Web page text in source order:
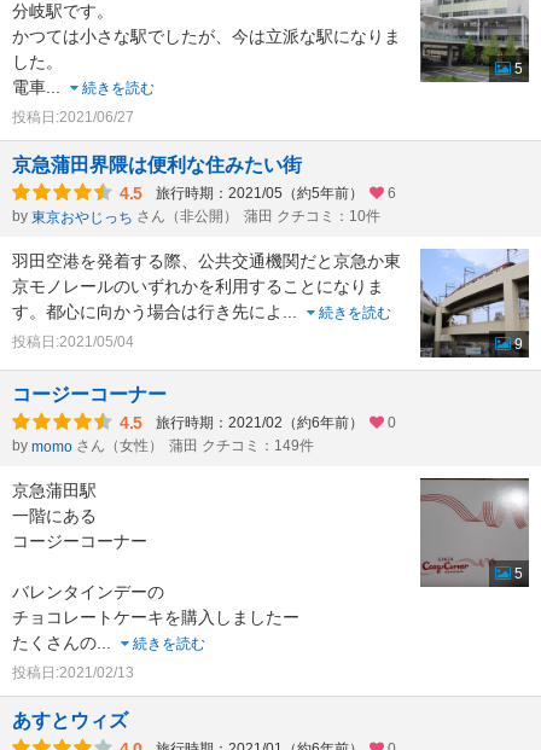
分岐駅です。
かつては小さな駅でしたが、今は立派な駅になりま
した。
電車
続きを読む
投稿日:2021/06/27
5
京急蒲田界隈は便利な住みたい街
4.5 旅行時期：2021/05（約5年前）
6
by 東京おやじっち さん（非公開） 蒲田 クチコミ：10件
羽田空港を発着する際、公共交通機関だと京急か東
京モノレールのいずれかを利用することになりま
す。都心に向かう場合は行き先によ
続きを読む
投稿日:2021/05/04
9
コージーコーナー
4.5 旅行時期：2021/02（約6年前）
0
by momo さん（女性） 蒲田 クチコミ：149件
京急蒲田駅
一階にある
コージーコーナー
バレンタインデーの
チョコレートケーキを購入しましたー
たくさんの
続きを読む
投稿日:2021/02/13
5
あすとウィズ